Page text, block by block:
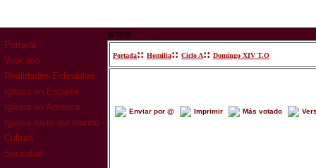
Portada
Vaticano
Realidades Eclesiales
Iglesia en España
Iglesia en América
Iglesia resto del mundo
Cultura
Sociedad
www
Portada:: Homilia:: Ciclo A:: Domingo XIV T.O
Enviar por @ Imprimir Más votado